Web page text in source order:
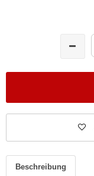
Beschreibung